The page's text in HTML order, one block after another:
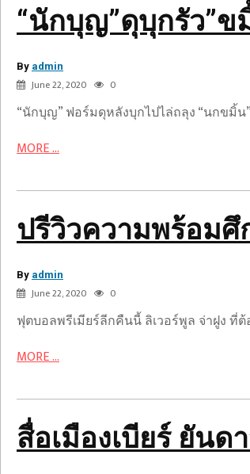
“นักบุญ”ดุบุกรัว”ข
By admin
June 22, 2020 0
“นักบุญ”ดุ
บุก
คา
รัง
“นักบุญ” ฟอร์มดุหลังบุกไปไล่ถลุง “นกขมิ้น
MORE ...
ปรีวิวความพร้อมศึ
By admin
June 22, 2020 0
วิว
ความ
พร้อม
ศึก
อร์
ซีย์
ไซด์
แมตซ์
เอฟ
ตัน-
ลิเวอร์พูล
ฟุตบอลพรีเมียร์ลีกคืนนี้ ลิเวอร์พูล จ่าฝูง ที่
MORE ...
สื่อเมืองเบียร์ ยันด
สื่อ
เบียร์
ดาว
เบอร์
มิง
แฮม
ปัด
ยู
เน
เต็ด
เกิด
กับ